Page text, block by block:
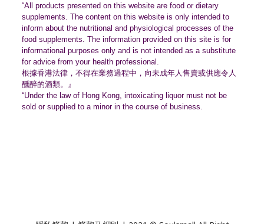
“All products presented on this website are food or dietary
supplements. The content on this website is only intended to
inform about the nutritional and physiological processes of the
food supplements. The information provided on this site is for
informational purposes only and is not intended as a substitute
for advice from your health professional.
根據香港法律，不得在業務過程中， 向未成年人售賣或供應令人
醺醉的酒類。』
“Under the law of Hong Kong, intoxicating liquor must not be
sold or supplied to a minor in the course of business.